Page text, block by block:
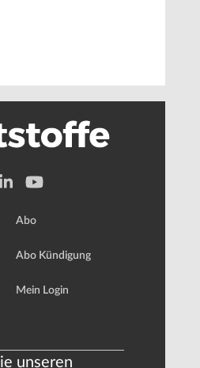
Abo
Abo Kündigung
Mein Login
unseren